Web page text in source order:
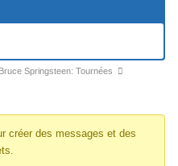
Bruce Springsteen: Tournées
créer des messages et des